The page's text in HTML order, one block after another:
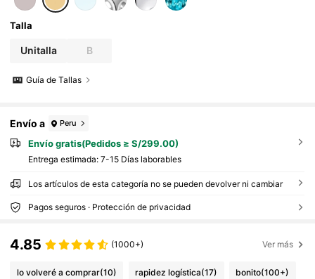
Talla
Unitalla B
Guía de Tallas
Envío a Peru
Envío gratis(Pedidos ≥ S/299.00)
Entrega estimada: 7-15 Días laborables
Los artículos de esta categoría no se pueden devolver ni cambiar
Pagos seguros · Protección de privacidad
4.85 (1000+) Ver más
lo volveré a comprar(10) rapidez logística(17) bonito(100+)